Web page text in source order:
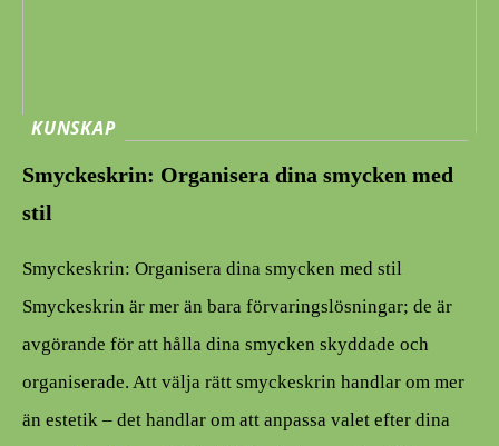
KUNSKAP
Smyckeskrin: Organisera dina smycken med
stil
Smyckeskrin: Organisera dina smycken med stil
Smyckeskrin är mer än bara förvaringslösningar; de är
avgörande för att hålla dina smycken skyddade och
organiserade. Att välja rätt smyckeskrin handlar om mer
än estetik – det handlar om att anpassa valet efter dina